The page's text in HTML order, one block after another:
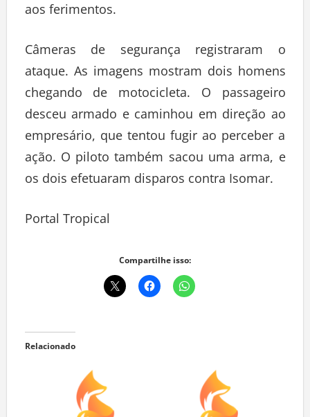
aos ferimentos.
Câmeras de segurança registraram o
ataque. As imagens mostram dois homens
chegando de motocicleta. O passageiro
desceu armado e caminhou em direção ao
empresário, que tentou fugir ao perceber a
ação. O piloto também sacou uma arma, e
os dois efetuaram disparos contra Isomar.
Portal Tropical
Compartilhe isso:
Relacionado